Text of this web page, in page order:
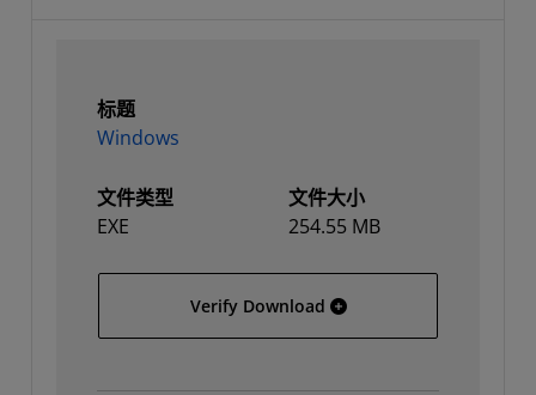
标题
Windows
文件类型
EXE
文件大小
254.55 MB
Verify Download Windows